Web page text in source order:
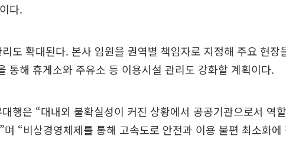
다.
도 확대된다. 본사 임원을 권역별 책임자로 지정해 주요 현장
통해 휴게소와 주유소 등 이용시설 관리도 강화할 계획이다.
행은 “대내외 불확실성이 커진 상황에서 공공기관으로서 역
며 “비상경영체제를 통해 고속도로 안전과 이용 불편 최소화에